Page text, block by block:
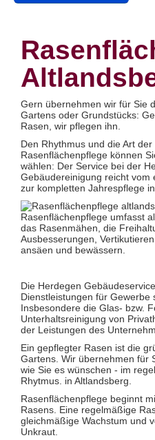
Büroreinigung
Centerreinigung
Fassadenreinigung und
Fensterreinigung
Glas- und
Großküchenreinigung
Grundreinigung
Kino- und Theatersaalreinigung
Kitareinigung
Praxisreinigung
Privathaushaltsreinigung
Restaurantreinigung
Schulreinigung
Solaranlagenreinigung mit
Teppichbodenreinigung
Unterhaltsreinigung
Veranstaltungsreinigung
Hausmeisterservice
Grünflächenpflege
Winterdienst
Gern übernehmen wir für Sie
Gartens oder Grundstücks:
Rasen, wir pflegen ihn.
Den Rhythmus und die Art
Rasenflächenpflege können
wählen: Der Service bei der
Gebäudereinigung reicht vom
zur kompletten Jahrespflege in
Rasenflächenpflege umfasst
das Rasenmähen, die
Ausbesserungen,
ansäen und bewässern.
Die Herdegen
Dienstleistungen für Gewerbe
Insbesondere die Glas- bzw.
Unterhaltsreinigung von
der Leistungen des
Ein gepflegter Rasen ist die
Gartens. Wir übernehmen für
wie Sie es wünschen - im
Rhytmus. in Altlandsberg.
Rasenflächenpflege beginnt
Rasens. Eine regelmäßige
gleichmäßige Wachstum und
Unkraut.